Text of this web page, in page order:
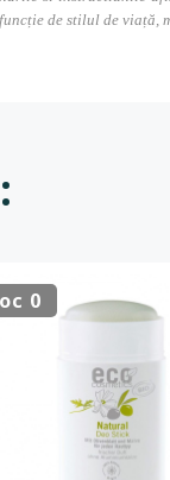
de stilul de viață,
0